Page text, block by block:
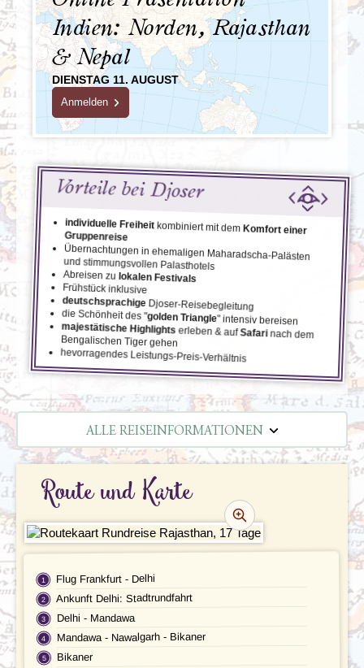
Indien: Norden, Rajasthan
& Nepal
DIENSTAG 11. AUGUST
Anmelden
Vorteile bei Djoser
individuelle Freiheitkombiniert mit demKomfort einer
Gruppenreise
Übernachtungen in ehemaligen Maharadscha-Palästen
und stimmungsvollen Palasthotels
Abreisen zulokalen Festivals
Frühstück inklusive
deutschsprachigeDjoser-Reisebegleitung
die Schönheit des "golden Triangle" intensiv bereisen
majestätische Highlightserleben & aufSafarinach dem
Bengalischen Tiger gehen
hevorragendes Leistungs-Preis-Verhältnis
ALLE REISEINFORMATIONEN
REISEVERLAUF
TERMINE | PREISE
REZENSIONEN
PRAKTISCHE INFOS
Unterkunft
Fluginformationen
FAQ
FOTOS UND VIDEOS
Route und Karte
Flug Frankfurt - Delhi
Ankunft Delhi: Stadtrundfahrt
Delhi - Mandawa
Mandawa - Nawalgarh - Bikaner
Bikaner